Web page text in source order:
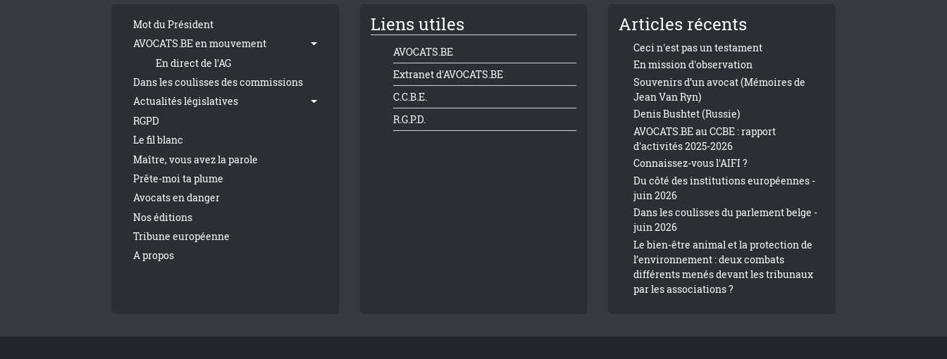
Tribune Footer
Mot du Président
AVOCATS.BE en mouvement
En direct de l'AG
Dans les coulisses des commissions
Actualités législatives
RGPD
Le fil blanc
Maître, vous avez la parole
Prête-moi ta plume
Avocats en danger
Nos éditions
Tribune européenne
A propos
Liens utiles
AVOCATS.BE
Extranet d'AVOCATS.BE
C.C.B.E.
R.G.P.D.
Articles récents
Ceci n'est pas un testament
En mission d'observation
Souvenirs d’un avocat (Mémoires de
Jean Van Ryn)
Denis Bushtet (Russie)
AVOCATS.BE au CCBE : rapport
d'activités 2025-2026
Connaissez-vous l'AIFI ?
Du côté des institutions européennes -
juin 2026
Dans les coulisses du parlement belge -
juin 2026
Le bien-être animal et la protection de
l’environnement : deux combats
différents menés devant les tribunaux
par les associations ?